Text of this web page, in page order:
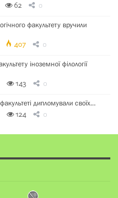
62 0
факультету вручили
407 0
іноземної філології
143 0
дипломували своїх…
124 0